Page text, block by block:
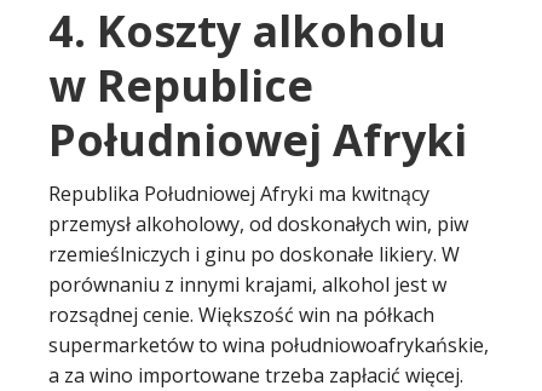
4. Koszty alkoholu
w Republice
Południowej Afryki
Republika Południowej Afryki ma kwitnący
przemysł alkoholowy, od doskonałych win, piw
rzemieślniczych i ginu po doskonałe likiery. W
porównaniu z innymi krajami, alkohol jest w
rozsądnej cenie. Większość win na półkach
supermarketów to wina południowoafrykańskie,
a za wino importowane trzeba zapłacić więcej.